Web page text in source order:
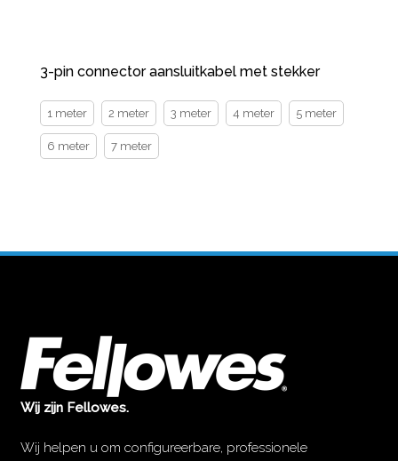
3-pin connector aansluitkabel met stekker
1 meter 2 meter 3 meter 4 meter 5 meter
6 meter 7 meter
Wij zijn Fellowes.
Wij helpen u om configureerbare, professionele